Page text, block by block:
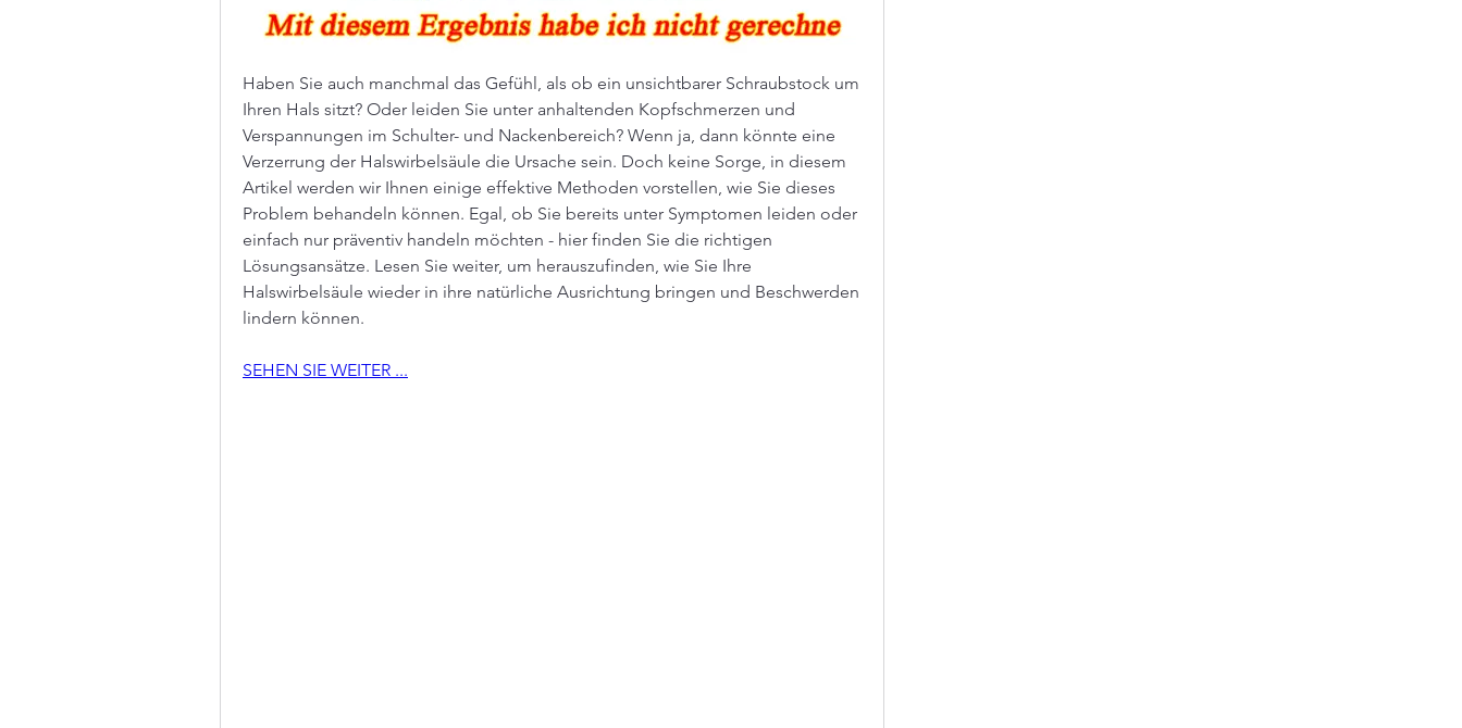
Haben Sie auch manchmal das Gefühl, als ob ein unsichtbarer Schraubstock um
Ihren Hals sitzt? Oder leiden Sie unter anhaltenden Kopfschmerzen und
Verspannungen im Schulter- und Nackenbereich? Wenn ja, dann könnte eine
Verzerrung der Halswirbelsäule die Ursache sein. Doch keine Sorge, in diesem
Artikel werden wir Ihnen einige effektive Methoden vorstellen, wie Sie dieses
Problem behandeln können. Egal, ob Sie bereits unter Symptomen leiden oder
einfach nur präventiv handeln möchten - hier finden Sie die richtigen
Lösungsansätze. Lesen Sie weiter, um herauszufinden, wie Sie Ihre
Halswirbelsäule wieder in ihre natürliche Ausrichtung bringen und Beschwerden
lindern können.
SEHEN SIE WEITER ...